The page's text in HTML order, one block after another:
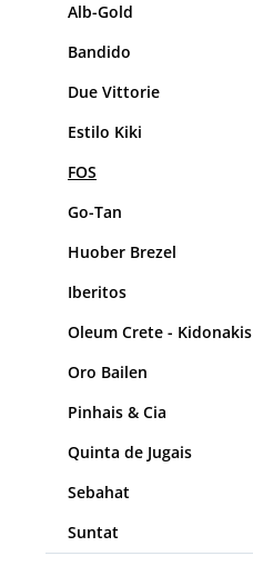
Alb-Gold
Bandido
Due Vittorie
Estilo Kiki
FOS
Go-Tan
Huober Brezel
Iberitos
Oleum Crete - Kidonakis
Oro Bailen
Pinhais & Cia
Quinta de Jugais
Sebahat
Suntat